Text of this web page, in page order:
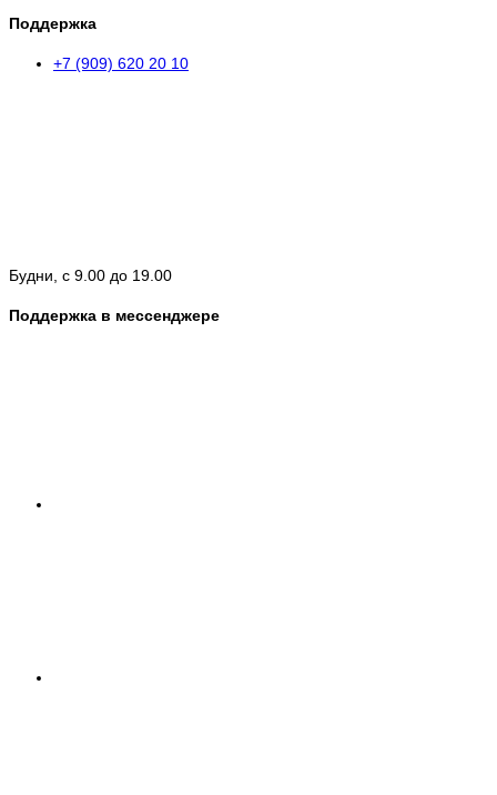
Поддержка
+7 (909) 620 20 10
Будни, с 9.00 до 19.00
Поддержка в мессенджере